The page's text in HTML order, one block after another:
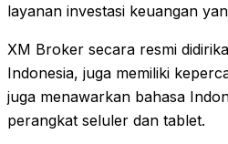
layanan investasi keuangan
XM Broker secara resmi
Indonesia, juga memiliki
juga menawarkan bahasa
perangkat seluler dan tablet.